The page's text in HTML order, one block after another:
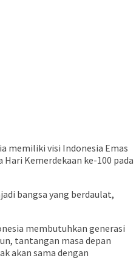
memiliki visi Indonesia Emas
Kemerdekaan ke-100 pada
bangsa yang berdaulat,
membutuhkan generasi
tantangan masa depan
akan sama dengan